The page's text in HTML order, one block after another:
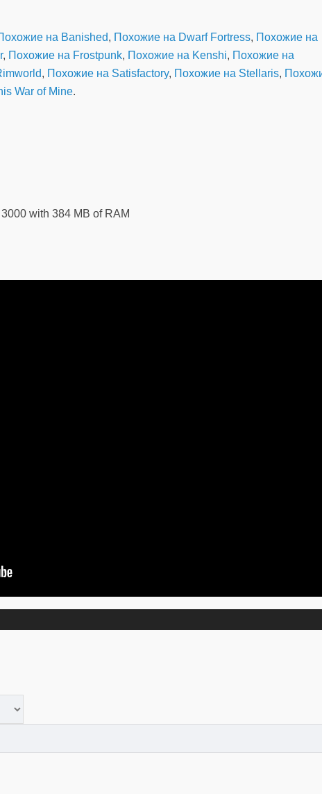
на Banished, Похожие на Dwarf Fortress, Похожие на
, Похожие на Frostpunk, Похожие на Kenshi, Похожие на
, Похожие на Satisfactory, Похожие на Stellaris,
War of Mine.
with 384 MB of RAM